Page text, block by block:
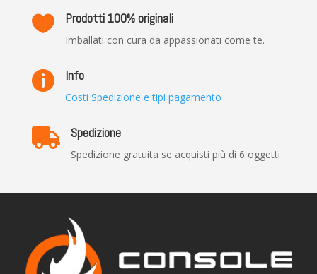
 Prodotti 100% originali
Imballati con cura da appassionati come te.
 Info
Costi Spedizione e tipi pagamento
 Spedizione
Spedizione gratuita se acquisti più di 6 oggetti